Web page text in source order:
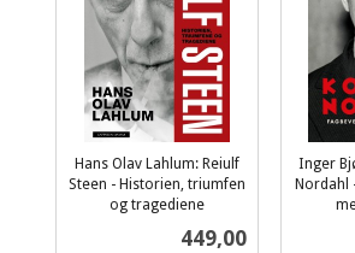
Hans Olav Lahlum: Reiulf
Steen - Historien, triumfen
og tragediene
Pris
449,00
Inger
Nordahl